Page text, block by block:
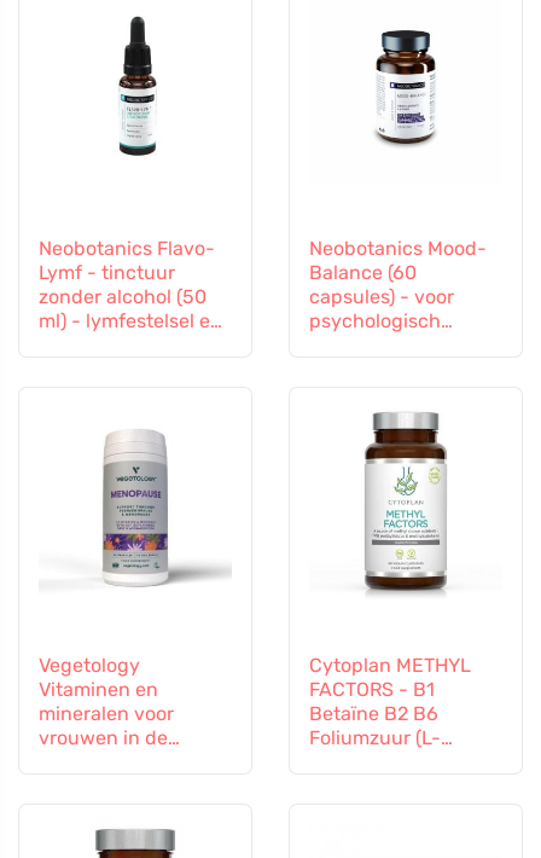
Neobotanics Flavo-
Lymf - tinctuur
zonder alcohol (50
ml) - lymfestelsel en
Neobotanics Mood-
Balance (60
capsules) - voor
psychologisch
Vegetology
Vitaminen en
mineralen voor
vrouwen in de
Cytoplan METHYL
FACTORS - B1
Betaïne B2 B6
Foliumzuur (L-